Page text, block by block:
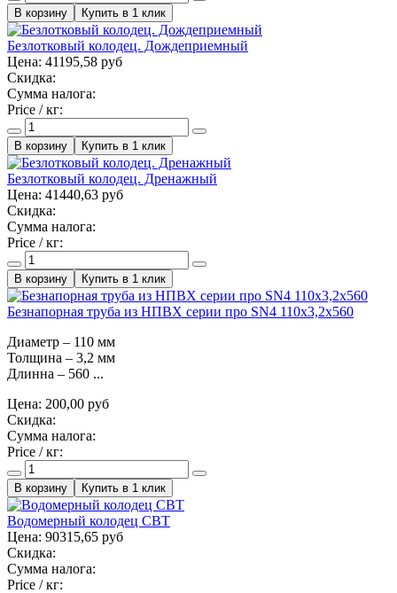
Купить в 1 клик
Безлотковый колодец. Дождеприемный
Цена: 41195,58 руб
Скидка:
Сумма налога:
Price / кг:
Купить в 1 клик
Безлотковый колодец. Дренажный
Цена: 41440,63 руб
Скидка:
Сумма налога:
Price / кг:
Купить в 1 клик
Безнапорная труба из НПВХ серии про SN4 110x3,2x560
Диаметр – 110 мм
Толщина – 3,2 мм
Длинна – 560 ...
Цена: 200,00 руб
Скидка:
Сумма налога:
Price / кг:
Купить в 1 клик
Водомерный колодец СВТ
Цена: 90315,65 руб
Скидка:
Сумма налога:
Price / кг: